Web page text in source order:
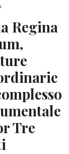
Regina
Tre